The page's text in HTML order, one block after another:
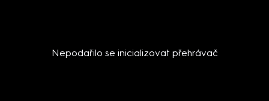
Nepodařilo se inicializovat přehrávač